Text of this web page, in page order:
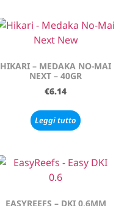
HIKARI – MEDAKA NO-MAI
NEXT – 40GR
€6.14
Leggi tutto
EASYREEFS – DKI 0,6MM